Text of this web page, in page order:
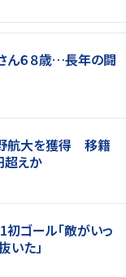
６８歳…長年の闘
野航大を獲得 移籍
超えか
初ゴール「敵がいっ
いた」